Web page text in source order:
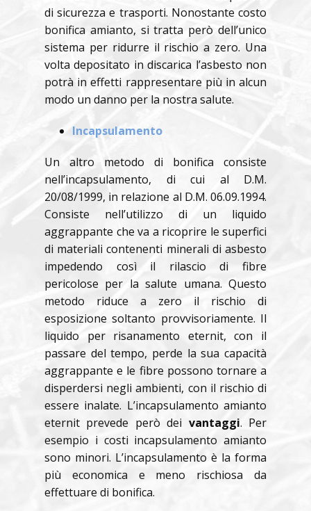
di sicurezza e trasporti. Nonostante costo
bonifica amianto, si tratta però dell’unico
sistema per ridurre il rischio a zero. Una
volta depositato in discarica l’asbesto non
potrà in effetti rappresentare più in alcun
modo un danno per la nostra salute.
Incapsulamento
Un altro metodo di bonifica consiste
nell’incapsulamento, di cui al D.M.
20/08/1999, in relazione al D.M. 06.09.1994.
Consiste nell’utilizzo di un liquido
aggrappante che va a ricoprire le superfici
di materiali contenenti minerali di asbesto
impedendo così il rilascio di fibre
pericolose per la salute umana. Questo
metodo riduce a zero il rischio di
esposizione soltanto provvisoriamente. Il
liquido per risanamento eternit, con il
passare del tempo, perde la sua capacità
aggrappante e le fibre possono tornare a
disperdersi negli ambienti, con il rischio di
essere inalate. L’incapsulamento amianto
eternit prevede però dei vantaggi. Per
esempio i costi incapsulamento amianto
sono minori. L’incapsulamento è la forma
più economica e meno rischiosa da
effettuare di bonifica.